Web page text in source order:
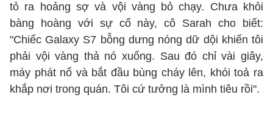
tỏ ra hoảng sợ và vội vàng bỏ chạy. Chưa khỏi
bàng hoàng với sự cố này, cô Sarah cho biết:
"Chiếc Galaxy S7 bỗng dưng nóng dữ dội khiến tôi
phải vội vàng thả nó xuống. Sau đó chỉ vài giây,
máy phát nổ và bắt đầu bùng cháy lên, khói toả ra
khắp nơi trong quán. Tôi cứ tưởng là mình tiêu rồi".